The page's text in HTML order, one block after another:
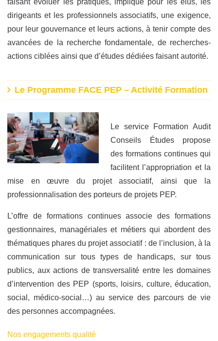
faisant évoluer les pratiques, implique pour les élus, les
dirigeants et les professionnels associatifs, une exigence,
pour leur gouvernance et leurs actions, à tenir compte des
avancées de la recherche fondamentale, de recherches-
actions ciblées ainsi que d’études dédiées faisant autorité.
Le Programme FACE PEP – Activité Formation
Le service Formation Audit
Conseils Études propose
des formations continues qui
facilitent l’appropriation et la
mise en œuvre du projet associatif, ainsi que la
professionnalisation des porteurs de projets PEP.
L’offre de formations continues associe des formations
gestionnaires, managériales et métiers qui abordent des
thématiques phares du projet associatif : de l’inclusion, à la
communication sur tous types de handicaps, sur tous
publics, aux actions de transversalité entre les domaines
d’intervention des PEP (sports, loisirs, culture, éducation,
social, médico-social…) au service des parcours de vie
des personnes accompagnées.
Nos engagements qualité